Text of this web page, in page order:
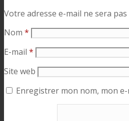
Votre adresse e-mail ne sera
Nom *
E-mail *
Site web
Enregistrer mon nom, mon